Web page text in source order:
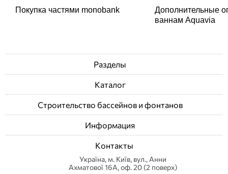
Покупка частями monobank
Дополнительные
ваннам Aquavia
Разделы
Каталог
Строительство бассейнов и фонтанов
Информация
Контакты
Українa, м. Київ, вул., Анни
Ахматової 16А, оф. 20 (2 поверх)